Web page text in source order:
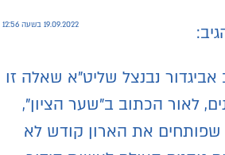
19.09.2022 בשעה 12:56
נבנצל שליט"א שאלה זו
לאור הכתוב ב"שער הציון",
את הארון קודש לא